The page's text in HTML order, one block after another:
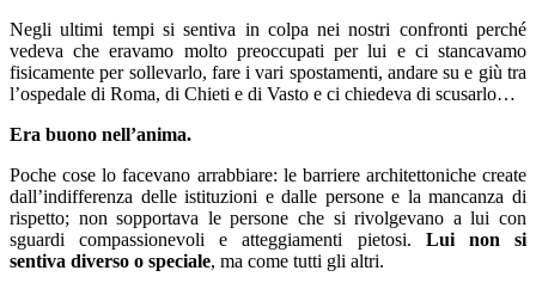
Negli ultimi tempi si sentiva in colpa nei nostri confronti perché
vedeva che eravamo molto preoccupati per lui e ci stancavamo
fisicamente per sollevarlo, fare i vari spostamenti, andare su e giù tra
l’ospedale di Roma, di Chieti e di Vasto e ci chiedeva di scusarlo…
Era buono nell’anima.
Poche cose lo facevano arrabbiare: le barriere architettoniche create
dall’indifferenza delle istituzioni e dalle persone e la mancanza di
rispetto; non sopportava le persone che si rivolgevano a lui con
sguardi compassionevoli e atteggiamenti pietosi. Lui non si
sentiva diverso o speciale, ma come tutti gli altri.